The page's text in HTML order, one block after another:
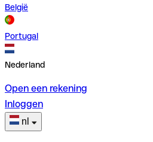
België
Portugal
Nederland
Open een rekening
Inloggen
nl